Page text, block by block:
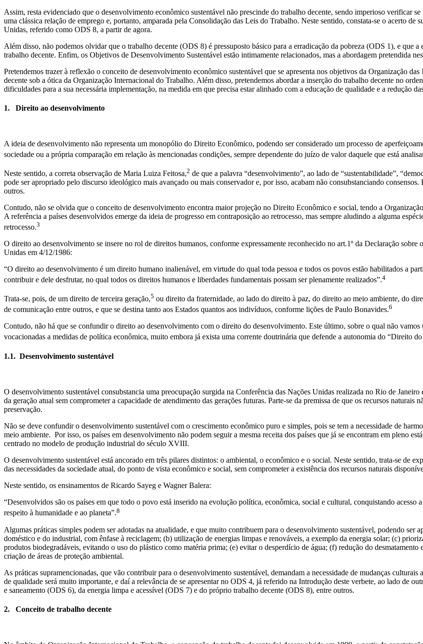
Assim, resta evidenciado que o desenvolvimento econômico sustentável não prescinde do trabalho decente, sendo imperioso verificar
uma clássica relação de emprego e, portanto, amparada pela Consolidação das Leis do Trabalho. Neste sentido, constata-se o acerto
Unidas, referido como ODS 8, a partir de agora.
Além disso, não podemos olvidar que o trabalho decente (ODS 8) é pressuposto básico para a erradicação da pobreza (ODS 1), e que
trabalho decente. Enfim, os Objetivos de Desenvolvimento Sustentável estão intimamente relacionados, mas a abordagem pretendida
Pretendemos trazer à reflexão o conceito de desenvolvimento econômico sustentável que se apresenta nos objetivos da Organização
decente sob a ótica da Organização Internacional do Trabalho. Além disso, pretendemos abordar a inserção do trabalho decente no
dificuldades para a sua necessária implementação, na medida em que precisa estar alinhado com a educação de qualidade e a redução
1. Direito ao desenvolvimento
A ideia de desenvolvimento não representa um monopólio do Direito Econômico, podendo ser considerado um processo de
sociedade ou a própria comparação em relação às mencionadas condições, sempre dependente do juízo de valor daquele que está
Neste sentido, a correta observação de Maria Luiza Feitosa,2 de que a palavra “desenvolvimento”, ao lado de “sustentabilidade”,
pode ser apropriado pelo discurso ideológico mais avançado ou mais conservador e, por isso, acabam não consubstanciando
outros.
Contudo, não se olvida que o conceito de desenvolvimento encontra maior projeção no Direito Econômico e social, tendo a
A referência a países desenvolvidos emerge da ideia de progresso em contraposição ao retrocesso, mas sempre aludindo a alguma
retrocesso.3
O direito ao desenvolvimento se insere no rol de direitos humanos, conforme expressamente reconhecido no art.1º da Declaração
Unidas em 4/12/1986:
“O direito ao desenvolvimento é um direito humano inalienável, em virtude do qual toda pessoa e todos os povos estão habilitados a
contribuir e dele desfrutar, no qual todos os direitos humanos e liberdades fundamentais possam ser plenamente realizados”.4
Trata-se, pois, de um direito de terceira geração,5 ou direito da fraternidade, ao lado do direito à paz, do direito ao meio ambiente, do
de comunicação entre outros, e que se destina tanto aos Estados quantos aos indivíduos, conforme lições de Paulo Bonavides.6
Contudo, não há que se confundir o direito ao desenvolvimento com o direito do desenvolvimento. Este último, sobre o qual não
vocacionadas a medidas de política econômica, muito embora já exista uma corrente doutrinária que defende a autonomia do “Direito
1.1. Desenvolvimento sustentável
O desenvolvimento sustentável consubstancia uma preocupação surgida na Conferência das Nações Unidas realizada no Rio de
da geração atual sem comprometer a capacidade de atendimento das gerações futuras. Parte-se da premissa de que os recursos naturais
preservação.
Não se deve confundir o desenvolvimento sustentável com o crescimento econômico puro e simples, pois se tem a necessidade de
meio ambiente. Por isso, os países em desenvolvimento não podem seguir a mesma receita dos países que já se encontram em pleno
centrado no modelo de produção industrial do século XVIII.
O desenvolvimento sustentável está ancorado em três pilares distintos: o ambiental, o econômico e o social. Neste sentido, trata-se de
das necessidades da sociedade atual, do ponto de vista econômico e social, sem comprometer a existência dos recursos naturais
Neste sentido, os ensinamentos de Ricardo Sayeg e Wagner Balera:
“Desenvolvidos são os países em que todo o povo está inserido na evolução política, econômica, social e cultural, conquistando
respeito à humanidade e ao planeta”.8
Algumas práticas simples podem ser adotadas na atualidade, e que muito contribuem para o desenvolvimento sustentável, podendo ser
doméstico e do industrial, com ênfase à reciclagem; (b) utilização de energias limpas e renováveis, a exemplo da energia solar; (c)
produtos biodegradáveis, evitando o uso do plástico como matéria prima; (e) evitar o desperdício de água; (f) redução do desmatamento
criação de áreas de proteção ambiental.
As práticas supramencionadas, que vão contribuir para o desenvolvimento sustentável, demandam a necessidade de mudanças culturais
de qualidade será muito importante, e daí a relevância de se apresentar no ODS 4, já referido na Introdução deste verbete, ao lado de
e saneamento (ODS 6), da energia limpa e acessível (ODS 7) e do próprio trabalho decente (ODS 8), entre outros.
2. Conceito de trabalho decente